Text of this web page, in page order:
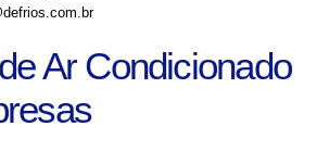
Ar Condicionado